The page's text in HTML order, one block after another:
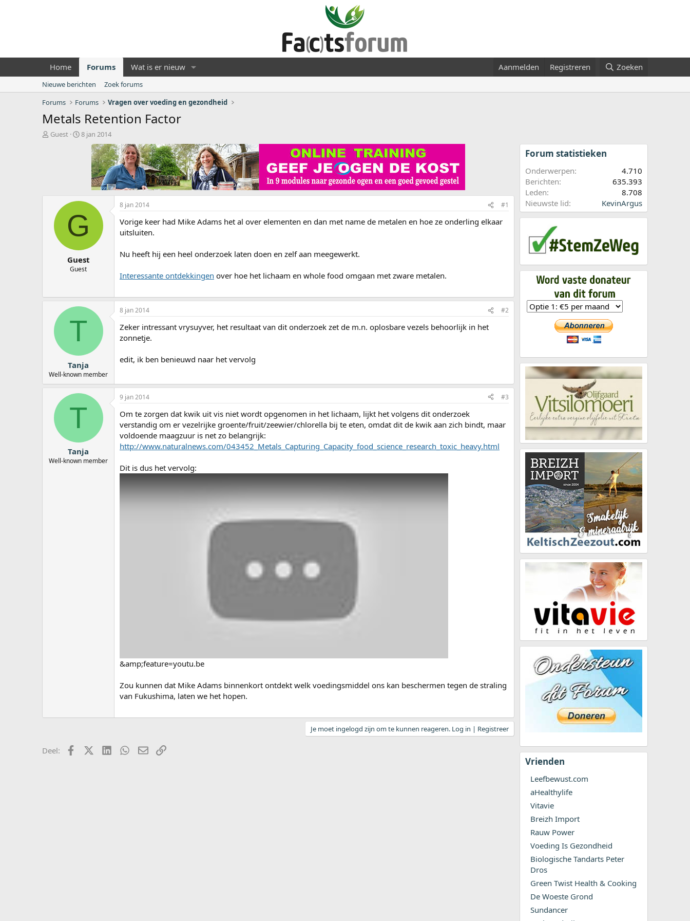
Home Forums Wat is er nieuw Aanmelden Registreren Zoeken
Nieuwe berichten
Zoek forums
Forums
Forums Vragen over voeding en gezondheid
Metals Retention Factor
O
Guest
S
m
8 jan 2014
G
Guest
Guest
8 jan 2014 #1
Vorige keer had Mike Adams het al over elementen en dan met name de metalen en hoe ze onderling elkaar
uitsluiten.
Nu heeft hij een heel onderzoek laten doen en zelf aan meegewerkt.
Interessante ontdekkingen over hoe het lichaam en whole food omgaan met zware metalen.
T
Tanja
Well-known member
8 jan 2014 #2
Zeker intressant vrysuyver, het resultaat van dit onderzoek zet de m.n. oplosbare vezels behoorlijk in het
zonnetje.
edit, ik ben benieuwd naar het vervolg
T
Tanja
Well-known member
9 jan 2014 #3
Om te zorgen dat kwik uit vis niet wordt opgenomen in het lichaam, lijkt het volgens dit onderzoek
verstandig om er vezelrijke groente/fruit/zeewier/chlorella bij te eten, omdat dit de kwik aan zich bindt, maar
voldoende maagzuur is net zo belangrijk:
http://www.naturalnews.com/043452_Metals_Capturing_Capacity_food_science_research_toxic_heavy.html
Dit is dus het vervolg:
&amp;feature=youtu.be
Zou kunnen dat Mike Adams binnenkort ontdekt welk voedingsmiddel ons kan beschermen tegen de straling
van Fukushima, laten we het hopen.
Je moet ingelogd zijn om te kunnen reageren. Log in | Registreer
Deel: FacebookX (Twitter)LinkedInWhatsApp
E-mailkoppeling
Forum statistieken
Onderwerpen
4.710
Berichten
635.393
Leden
8.708
Nieuwste lid
KevinArgus
Vrienden
Leefbewust.com
aHealthylife
Vitavie
Breizh Import
Rauw Power
Voeding Is Gezondheid
Biologische Tandarts Peter
Dros
Green Twist Health & Cooking
De Woeste Grond
Sundancer